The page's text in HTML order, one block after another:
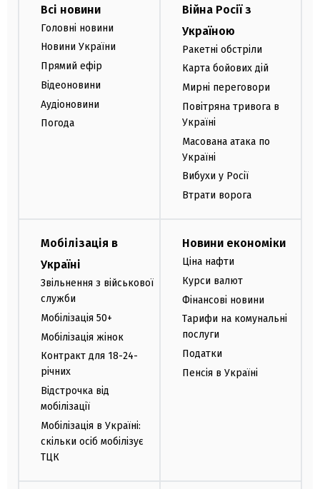
Всі новини
Головні новини
Новини України
Прямий ефір
Відеоновини
Аудіоновини
Погода
Війна Росії з
Україною
Ракетні обстріли
Карта бойових дій
Мирні переговори
Повітряна тривога в
Україні
Масована атака по
Україні
Вибухи у Росії
Втрати ворога
Мобілізація в
Україні
Звільнення з військової
служби
Мобілізація 50+
Мобілізація жінок
Контракт для 18-24-
річних
Відстрочка від
мобілізації
Мобілізація в Україні:
скільки осіб мобілізує
ТЦК
Новини економіки
Ціна нафти
Курси валют
Фінансові новини
Тарифи на комунальні
послуги
Податки
Пенсія в Україні